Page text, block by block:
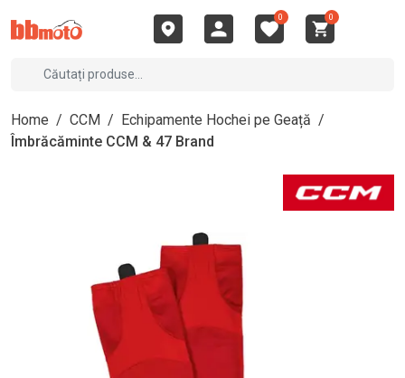
0 0
Home / CCM / Echipamente Hochei pe Geață /
Îmbrăcăminte CCM & 47 Brand